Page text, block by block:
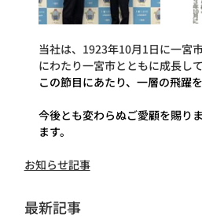
当社は、1923年10月1日に一宮
にわたり一宮市とともに成長し
この節目にあたり、一層の飛躍
今後とも変わらぬご愛顧を賜り
ます。
お知らせ記事
最新記事